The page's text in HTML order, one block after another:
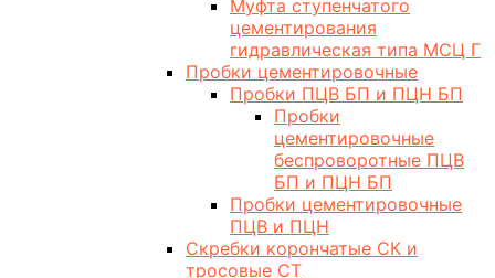
Муфта ступенчатого
цементирования
гидравлическая типа МСЦ Г
Пробки цементировочные
Пробки ПЦВ БП и ПЦН БП
Пробки
цементировочные
беспроворотные ПЦВ
БП и ПЦН БП
Пробки цементировочные
ПЦВ и ПЦН
Скребки корончатые СК и
тросовые СТ